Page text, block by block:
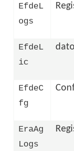
EfdeL
ogs
EfdeL
ic
EfdeC
fg
EraAg
Logs